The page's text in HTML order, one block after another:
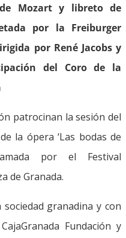
Mozart y libreto de
por la Freiburger
por René Jacobs y
del Coro de la
patrocinan la sesión del
la ópera ‘Las bodas de
por el Festival
de Granada.
granadina y con
Fundación y